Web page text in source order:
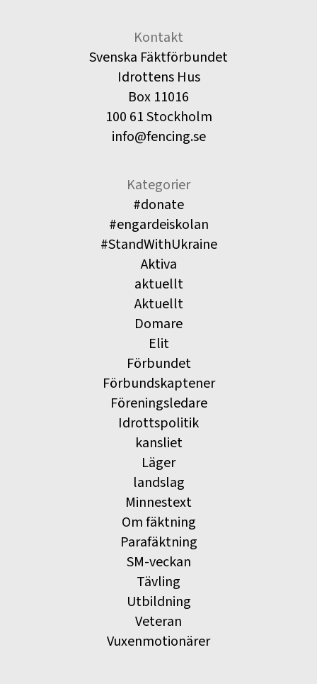
Kontakt
Svenska Fäktförbundet
Idrottens Hus
Box 11016
100 61 Stockholm
info@fencing.se
Kategorier
#donate
#engardeiskolan
#StandWithUkraine
Aktiva
aktuellt
Aktuellt
Domare
Elit
Förbundet
Förbundskaptener
Föreningsledare
Idrottspolitik
kansliet
Läger
landslag
Minnestext
Om fäktning
Parafäktning
SM-veckan
Tävling
Utbildning
Veteran
Vuxenmotionärer